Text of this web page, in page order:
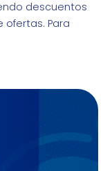
descuentos
Para